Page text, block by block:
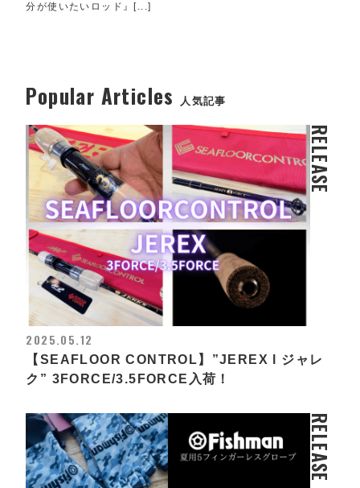
分が使いたいロッド』[...]
Popular Articles 人気記事
RELEASE
2025.05.12
【SEAFLOOR CONTROL】”JEREX l ジャレ
ク” 3FORCE/3.5FORCE入荷！
RELEASE